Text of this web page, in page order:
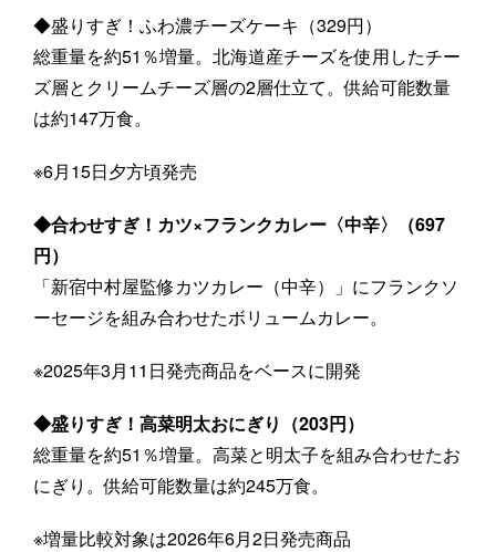
◆盛りすぎ！ふわ濃チーズケーキ（329円）
総重量を約51％増量。北海道産チーズを使用したチー
ズ層とクリームチーズ層の2層仕立て。供給可能数量
は約147万食。
※6月15日夕方頃発売
◆合わせすぎ！カツ×フランクカレー〈中辛〉（697
円）
「新宿中村屋監修カツカレー（中辛）」にフランクソ
ーセージを組み合わせたボリュームカレー。
※2025年3月11日発売商品をベースに開発
◆盛りすぎ！高菜明太おにぎり（203円）
総重量を約51％増量。高菜と明太子を組み合わせたお
にぎり。供給可能数量は約245万食。
※増量比較対象は2026年6月2日発売商品